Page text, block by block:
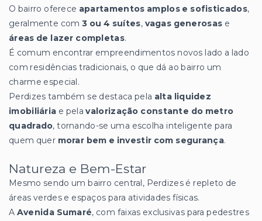
O bairro oferece apartamentos amplos e sofisticados,
geralmente com3 ou 4 suítes, vagas generosas e
áreas de lazer completas.
É comum encontrar empreendimentos novos lado a lado
com residências tradicionais, o que dá ao bairro um
charme especial.
Perdizes também se destaca pela alta liquidez
imobiliária e pelavalorização constante do metro
quadrado, tornando-se uma escolha inteligente para
quem quer morar bem e investir com segurança.
Natureza e Bem-Estar
Mesmo sendo um bairro central, Perdizes é repleto de
áreas verdes e espaços para atividades físicas.
A Avenida Sumaré, com faixas exclusivas para pedestres